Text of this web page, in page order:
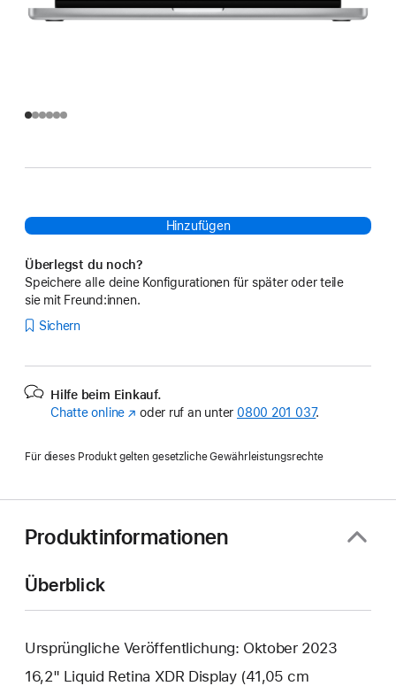
Hinzufügen
Überlegst du noch?
Speichere alle deine Konfigurationen für später oder teile
sie mit Freund:innen.
Sichern
Hilfe beim Einkauf.
Chatte online (Öffnet
Fenster)
oder ruf an unter 0800 201 037.
Für dieses Produkt gelten gesetzliche Gewährleistungsrechte
Produktinformationen
Überblick
Ursprüngliche Veröffentlichung: Oktober 2023
16,2" Liquid Retina XDR Display (41,05 cm